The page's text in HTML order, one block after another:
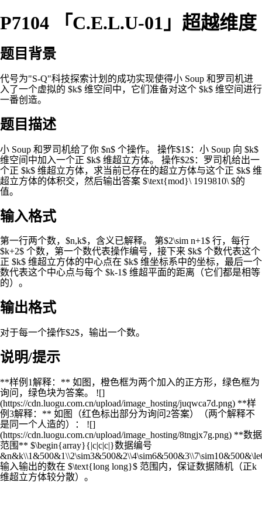
P7104 「C.E.L.U-01」超越维度
题目背景
代号为"S-Q"科技探索计划的成功实现使得小 Soup 和罗司机进
入了一个虚拟的 $k$ 维空间中，它们准备对这个 $k$ 维空间进行
一番创造。
题目描述
小 Soup 和罗司机给了你 $n$ 个操作。 操作$1$：小 Soup 向 $k$
维空间中加入一个正 $k$ 维超立方体。 操作$2$：罗司机给出一
个正 $k$ 维超立方体，求当前已存在的超立方体与这个正 $k$ 维
超立方体的体积交，然后输出答案 $\text{mod}\ 1919810\ $的
值。
输入格式
第一行两个数，$n,k$，含义已解释。 第$2\sim n+1$ 行，每行
$k+2$ 个数，第一个数代表操作编号，接下来 $k$ 个数代表这个
正 $k$ 维超立方体的中心点在 $k$ 维坐标系中的坐标，最后一个
数代表这个中心点与每个 $k-1$ 维超平面的距离（它们都是相等
的）。
输出格式
对于每一个操作$2$，输出一个数。
说明/提示
**样例1解释：** 如图，橙色框为两个加入的正方形，绿色框为
询问，绿色块为答案。 ![]
(https://cdn.luogu.com.cn/upload/image_hosting/juqwca7d.png) **样
例3解释：** 如图（红色标出部分为询问2答案）（两个解释不
是同一个人造的）： ![]
(https://cdn.luogu.com.cn/upload/image_hosting/8tngjx7g.png) **数据
范围** $\begin{array}{|c|c|c|}数据编号
输入输出的数在 $\text{long long}$ 范围内，保证数据随机（正k
维超立方体较分散）。